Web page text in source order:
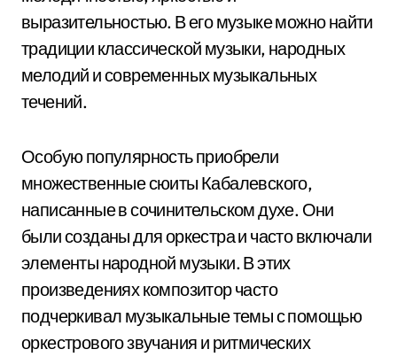
выразительностью. В его музыке можно найти
традиции классической музыки, народных
мелодий и современных музыкальных
течений.
Особую популярность приобрели
множественные сюиты Кабалевского,
написанные в сочинительском духе. Они
были созданы для оркестра и часто включали
элементы народной музыки. В этих
произведениях композитор часто
подчеркивал музыкальные темы с помощью
оркестрового звучания и ритмических